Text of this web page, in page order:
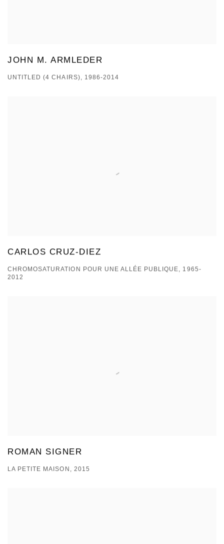
JOHN M. ARMLEDER
UNTITLED (4 CHAIRS), 1986-2014
CARLOS CRUZ-DIEZ
CHROMOSATURATION POUR UNE ALLÉE PUBLIQUE, 1965-
2012
ROMAN SIGNER
LA PETITE MAISON, 2015